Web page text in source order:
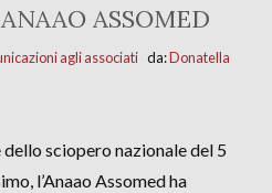
ASSOMED
agli associatida:Donatella
sciopero nazionale del 5
l’Anaao Assomed ha